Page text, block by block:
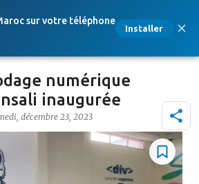
sur votre téléphone
Installer
au contenu principal
numérique
inaugurée
décembre 23, 2023